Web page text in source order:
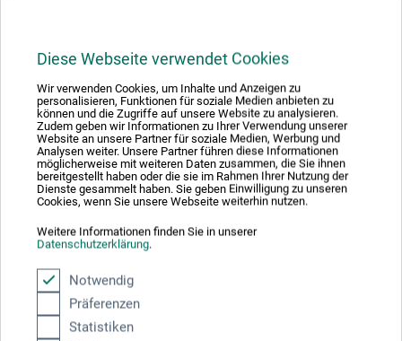
Diese Webseite verwendet Cookies
Wir verwenden Cookies, um Inhalte und Anzeigen zu
personalisieren, Funktionen für soziale Medien anbieten zu
können und die Zugriffe auf unsere Website zu analysieren.
Zudem geben wir Informationen zu Ihrer Verwendung unserer
Website an unsere Partner für soziale Medien, Werbung und
Analysen weiter. Unsere Partner führen diese Informationen
möglicherweise mit weiteren Daten zusammen, die Sie ihnen
bereitgestellt haben oder die sie im Rahmen Ihrer Nutzung der
Dienste gesammelt haben. Sie geben Einwilligung zu unseren
Cookies, wenn Sie unsere Webseite weiterhin nutzen.
Weitere Informationen finden Sie in unserer
Datenschutzerklärung.
Notwendig
Präferenzen
Statistiken
35,00 EUR *